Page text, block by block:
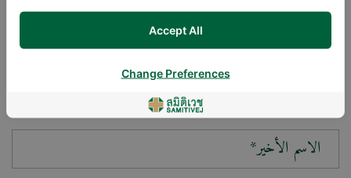
الاسم الأخير*
Accept All
Change Preferences